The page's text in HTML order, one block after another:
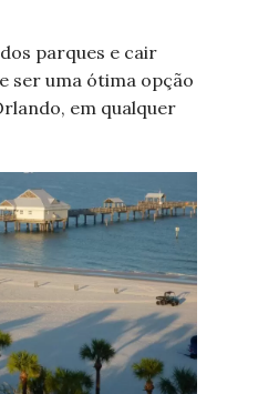
parques e cair
ser uma ótima opção
em qualquer